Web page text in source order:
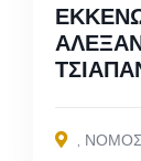
ΝΟΜΟΣ